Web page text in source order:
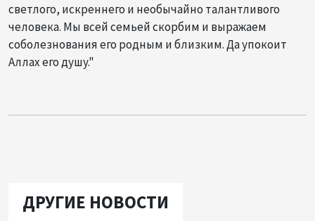
светлого, искреннего и необычайно талантливого
человека. Мы всей семьей скорбим и выражаем
соболезнования его родным и близким. Да упокоит
Аллах его душу."
ДРУГИЕ НОВОСТИ